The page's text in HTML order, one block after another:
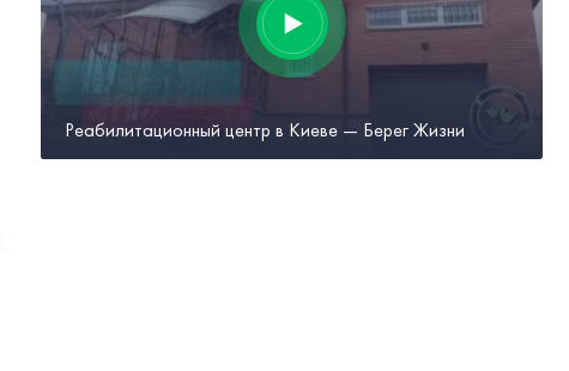
Реабилитационный центр в Киеве — Берег Жизни